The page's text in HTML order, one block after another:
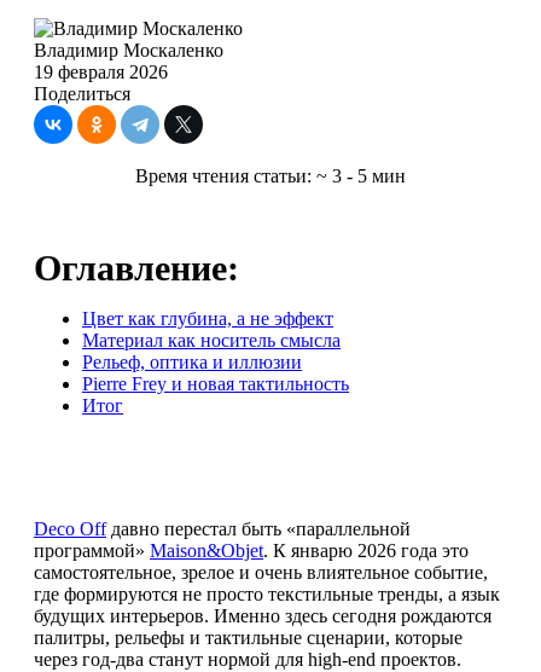
Владимир Москаленко
19 февраля 2026
Поделиться
Время чтения статьи: ~ 3 - 5 мин
Оглавление:
Цвет как глубина, а не эффект
Материал как носитель смысла
Рельеф, оптика и иллюзии
Pierre Frey и новая тактильность
Итог
Deco Offдавно перестал быть «параллельной
программой» Maison&Objet. К январю 2026 года это
самостоятельное, зрелое и очень влиятельное событие,
где формируются не просто текстильные тренды, а язык
будущих интерьеров. Именно здесь сегодня рождаются
палитры, рельефы и тактильные сценарии, которые
через год-два станут нормой для high-end проектов.